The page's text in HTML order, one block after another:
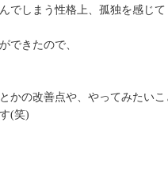
でしまう性格上、孤独を感じ
できたので、
かの改善点や、やってみたい
(笑)